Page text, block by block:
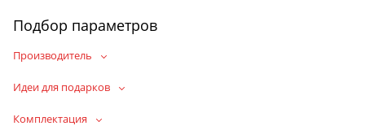
Подбор параметров
Производитель
Идеи для подарков
Комплектация